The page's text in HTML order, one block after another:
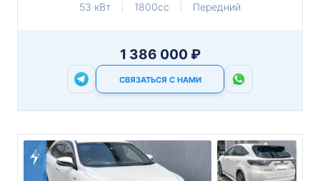
53 кВт
1800cc Передний
1 386 000 ₽
СВЯЗАТЬСЯ С НАМИ